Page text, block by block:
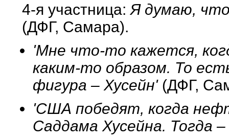
4-я участница: Я думаю, что
(ДФГ, Самара).
'Мне что-то кажется,
каким-то образом. То
фигура – Хусейн' (ДФГ,
'США победят, когда
Саддама Хусейна. Тогда